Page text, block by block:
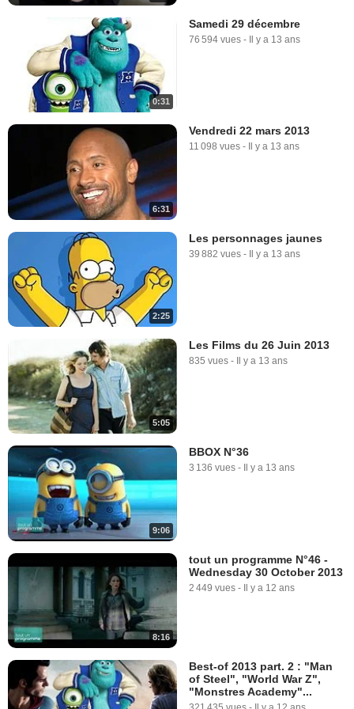
0:31
Samedi 29 décembre
76 594 vues - Il y a 13 ans
6:31
Vendredi 22 mars 2013
11 098 vues - Il y a 13 ans
2:25
Les personnages jaunes
39 882 vues - Il y a 13 ans
5:05
Les Films du 26 Juin 2013
835 vues - Il y a 13 ans
9:06
BBOX N°36
3 136 vues - Il y a 13 ans
8:16
tout un programme N°46 -
Wednesday 30 October 2013
2 449 vues - Il y a 12 ans
Best-of 2013 part. 2 : "Man
of Steel", "World War Z",
"Monstres Academy"...